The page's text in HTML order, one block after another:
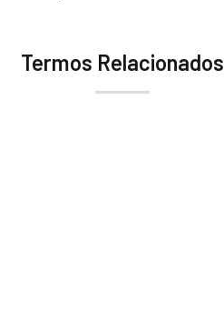
Termos Relacionados